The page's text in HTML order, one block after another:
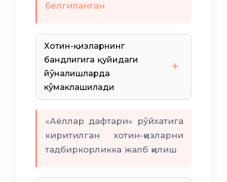
белгиланган
Хотин-қизларнинг
бандлигига қуйидаги
йўналишларда
кўмаклашилади
«Аёллар дафтари» рўйхатига
киритилган хотин-қизларни
тадбиркорликка жалб қилиш